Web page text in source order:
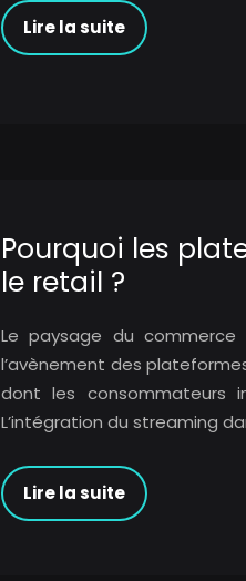
Lire la suite
Pourquoi les
le retail ?
Le paysage du
l’avènement des
dont les consommateurs
L’intégration du streaming
Lire la suite